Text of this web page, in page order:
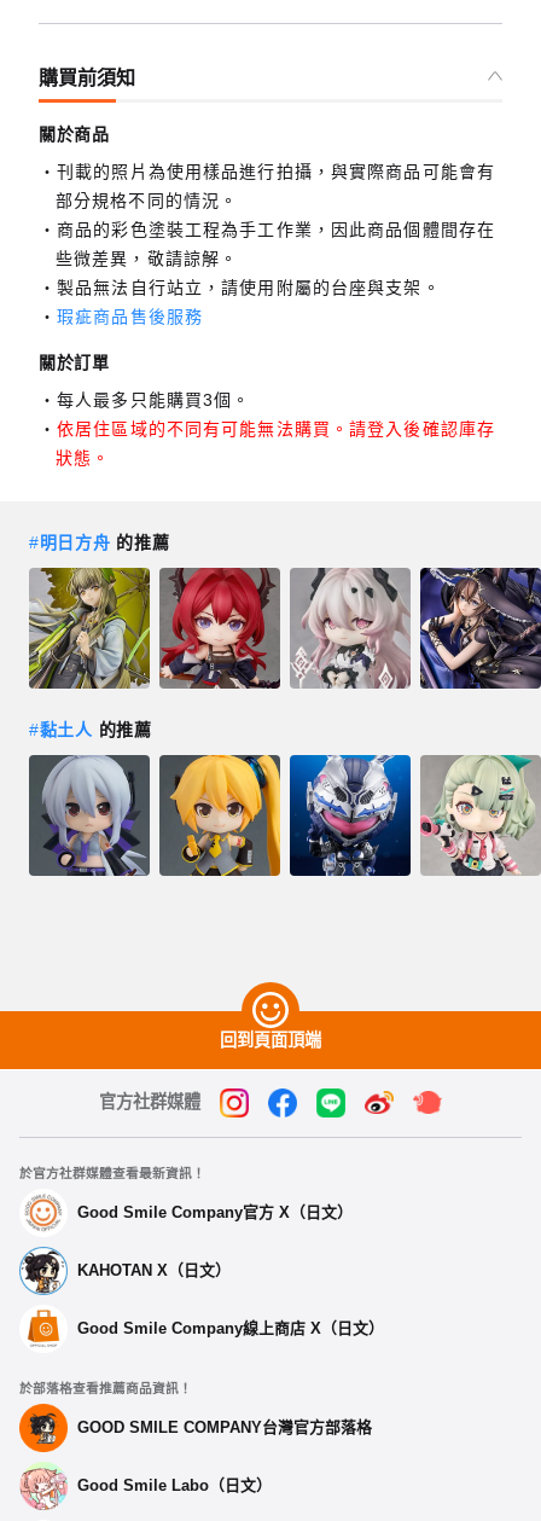
購買前須知
關於商品
刊載的照片為使用樣品進行拍攝，與實際商品可能會有
部分規格不同的情況。
商品的彩色塗裝工程為手工作業，因此商品個體間存在
些微差異，敬請諒解。
製品無法自行站立，請使用附屬的台座與支架。
瑕疵商品售後服務
關於訂單
每人最多只能購買3個。
依居住區域的不同有可能無法購買。請登入後確認庫存
狀態。
#明日方舟 的推薦
#黏土人 的推薦
回到頁面頂端
官方社群媒體
於官方社群媒體查看最新資訊！
Good Smile Company官方 X（日文）
KAHOTAN X（日文）
Good Smile Company線上商店 X（日文）
於部落格查看推薦商品資訊！
GOOD SMILE COMPANY台灣官方部落格
Good Smile Labo（日文）